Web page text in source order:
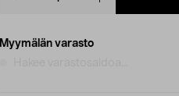
Myymälän varasto